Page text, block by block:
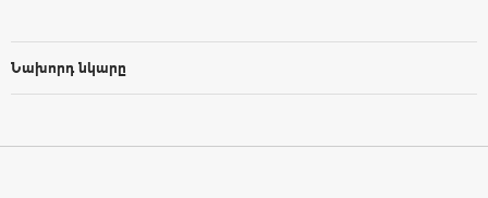
Նախորդ նկարը